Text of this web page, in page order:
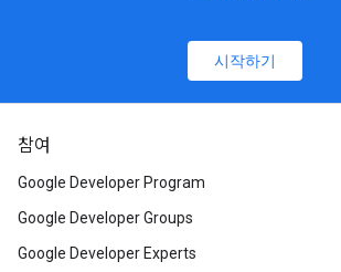
시작하기
참여
Google Developer Program
Google Developer Groups
Google Developer Experts